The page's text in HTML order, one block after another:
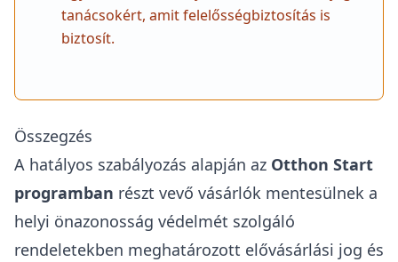
tanácsokért, amit felelősségbiztosítás is
biztosít.
Összegzés
A hatályos szabályozás alapján az Otthon Start
programban részt vevő vásárlók mentesülnek a
helyi önazonosság védelmét szolgáló
rendeletekben meghatározott elővásárlási jog és